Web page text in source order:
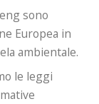
sono
Europea in
ambientale.
le leggi